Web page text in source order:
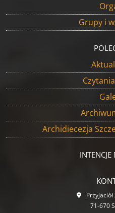
Grupy i
Archidiecezja
71-670